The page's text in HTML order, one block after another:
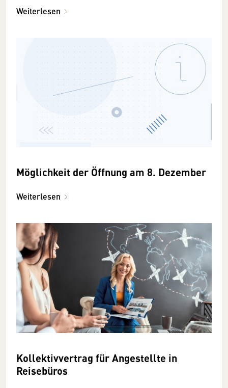
Weiterlesen
Möglichkeit der Öffnung am 8. Dezember
Weiterlesen
Kollektivvertrag für Angestellte in
Reisebüros